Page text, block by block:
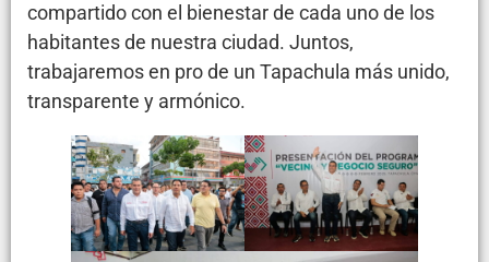
compartido con el bienestar de cada uno de los
habitantes de nuestra ciudad. Juntos,
trabajaremos en pro de un Tapachula más unido,
transparente y armónico.